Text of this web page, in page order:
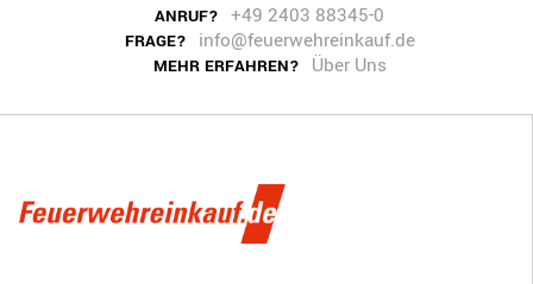
ANRUF? +49 2403 88345-0
FRAGE? info@feuerwehreinkauf.de
MEHR ERFAHREN? Über Uns